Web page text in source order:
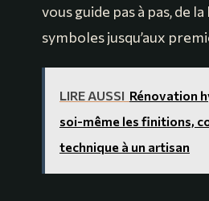
vous guide pas à pas, de
symboles jusqu’aux
LIRE AUSSI Rénovation
soi-même les finitions,
technique à un artisan